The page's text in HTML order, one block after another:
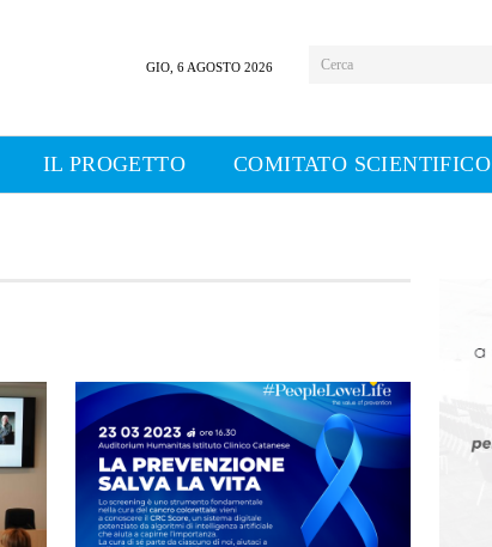
GIO, 6 AGOSTO 2026 Cerca
IL PROGETTO COMITATO SCIENTIFICO